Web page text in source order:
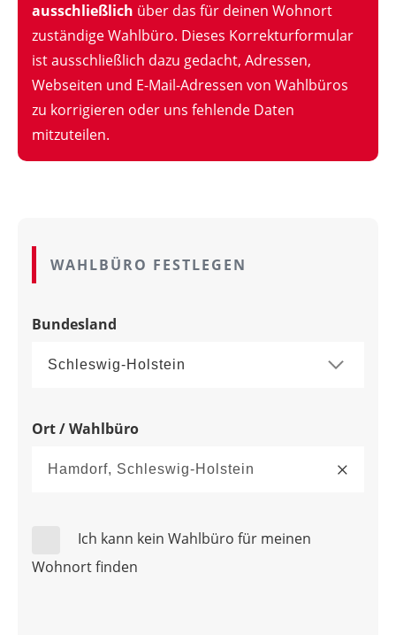
ausschließlich über das für deinen Wohnort
zuständige Wahlbüro. Dieses Korrekturformular
ist ausschließlich dazu gedacht, Adressen,
Webseiten und E-Mail-Adressen von Wahlbüros
zu korrigieren oder uns fehlende Daten
mitzuteilen.
WAHLBÜRO FESTLEGEN
Bundesland
Ort / Wahlbüro
Ich kann kein Wahlbüro für meinen
Wohnort finden